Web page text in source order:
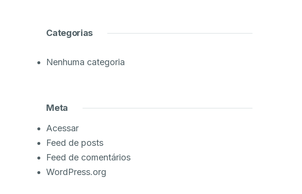
Categorias
Nenhuma categoria
Meta
Acessar
Feed de posts
Feed de comentários
WordPress.org